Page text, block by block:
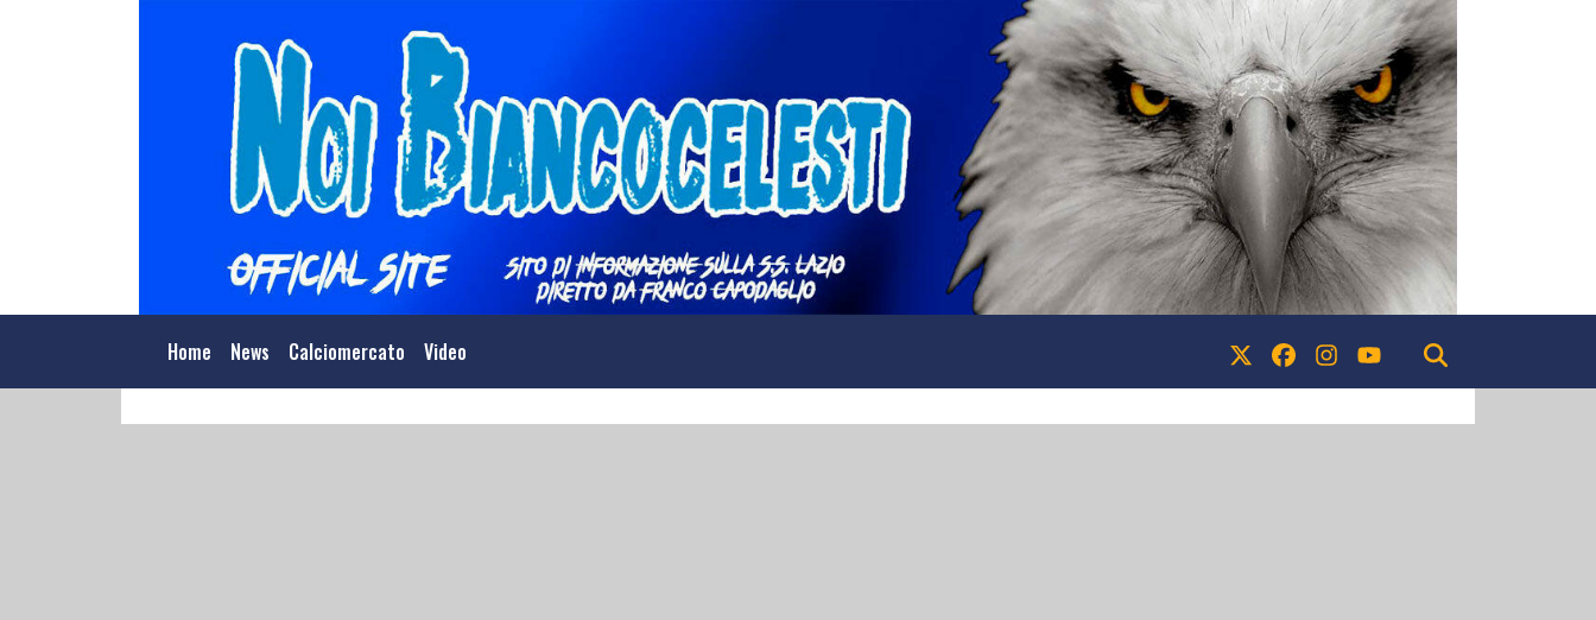
Home News Calciomercato Video